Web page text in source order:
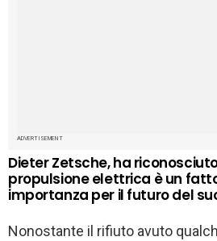
ADVERTISEMENT
Dieter Zetsche, ha
propulsione elettrica è un
importanza per il futuro del
Nonostante il rifiuto avuto